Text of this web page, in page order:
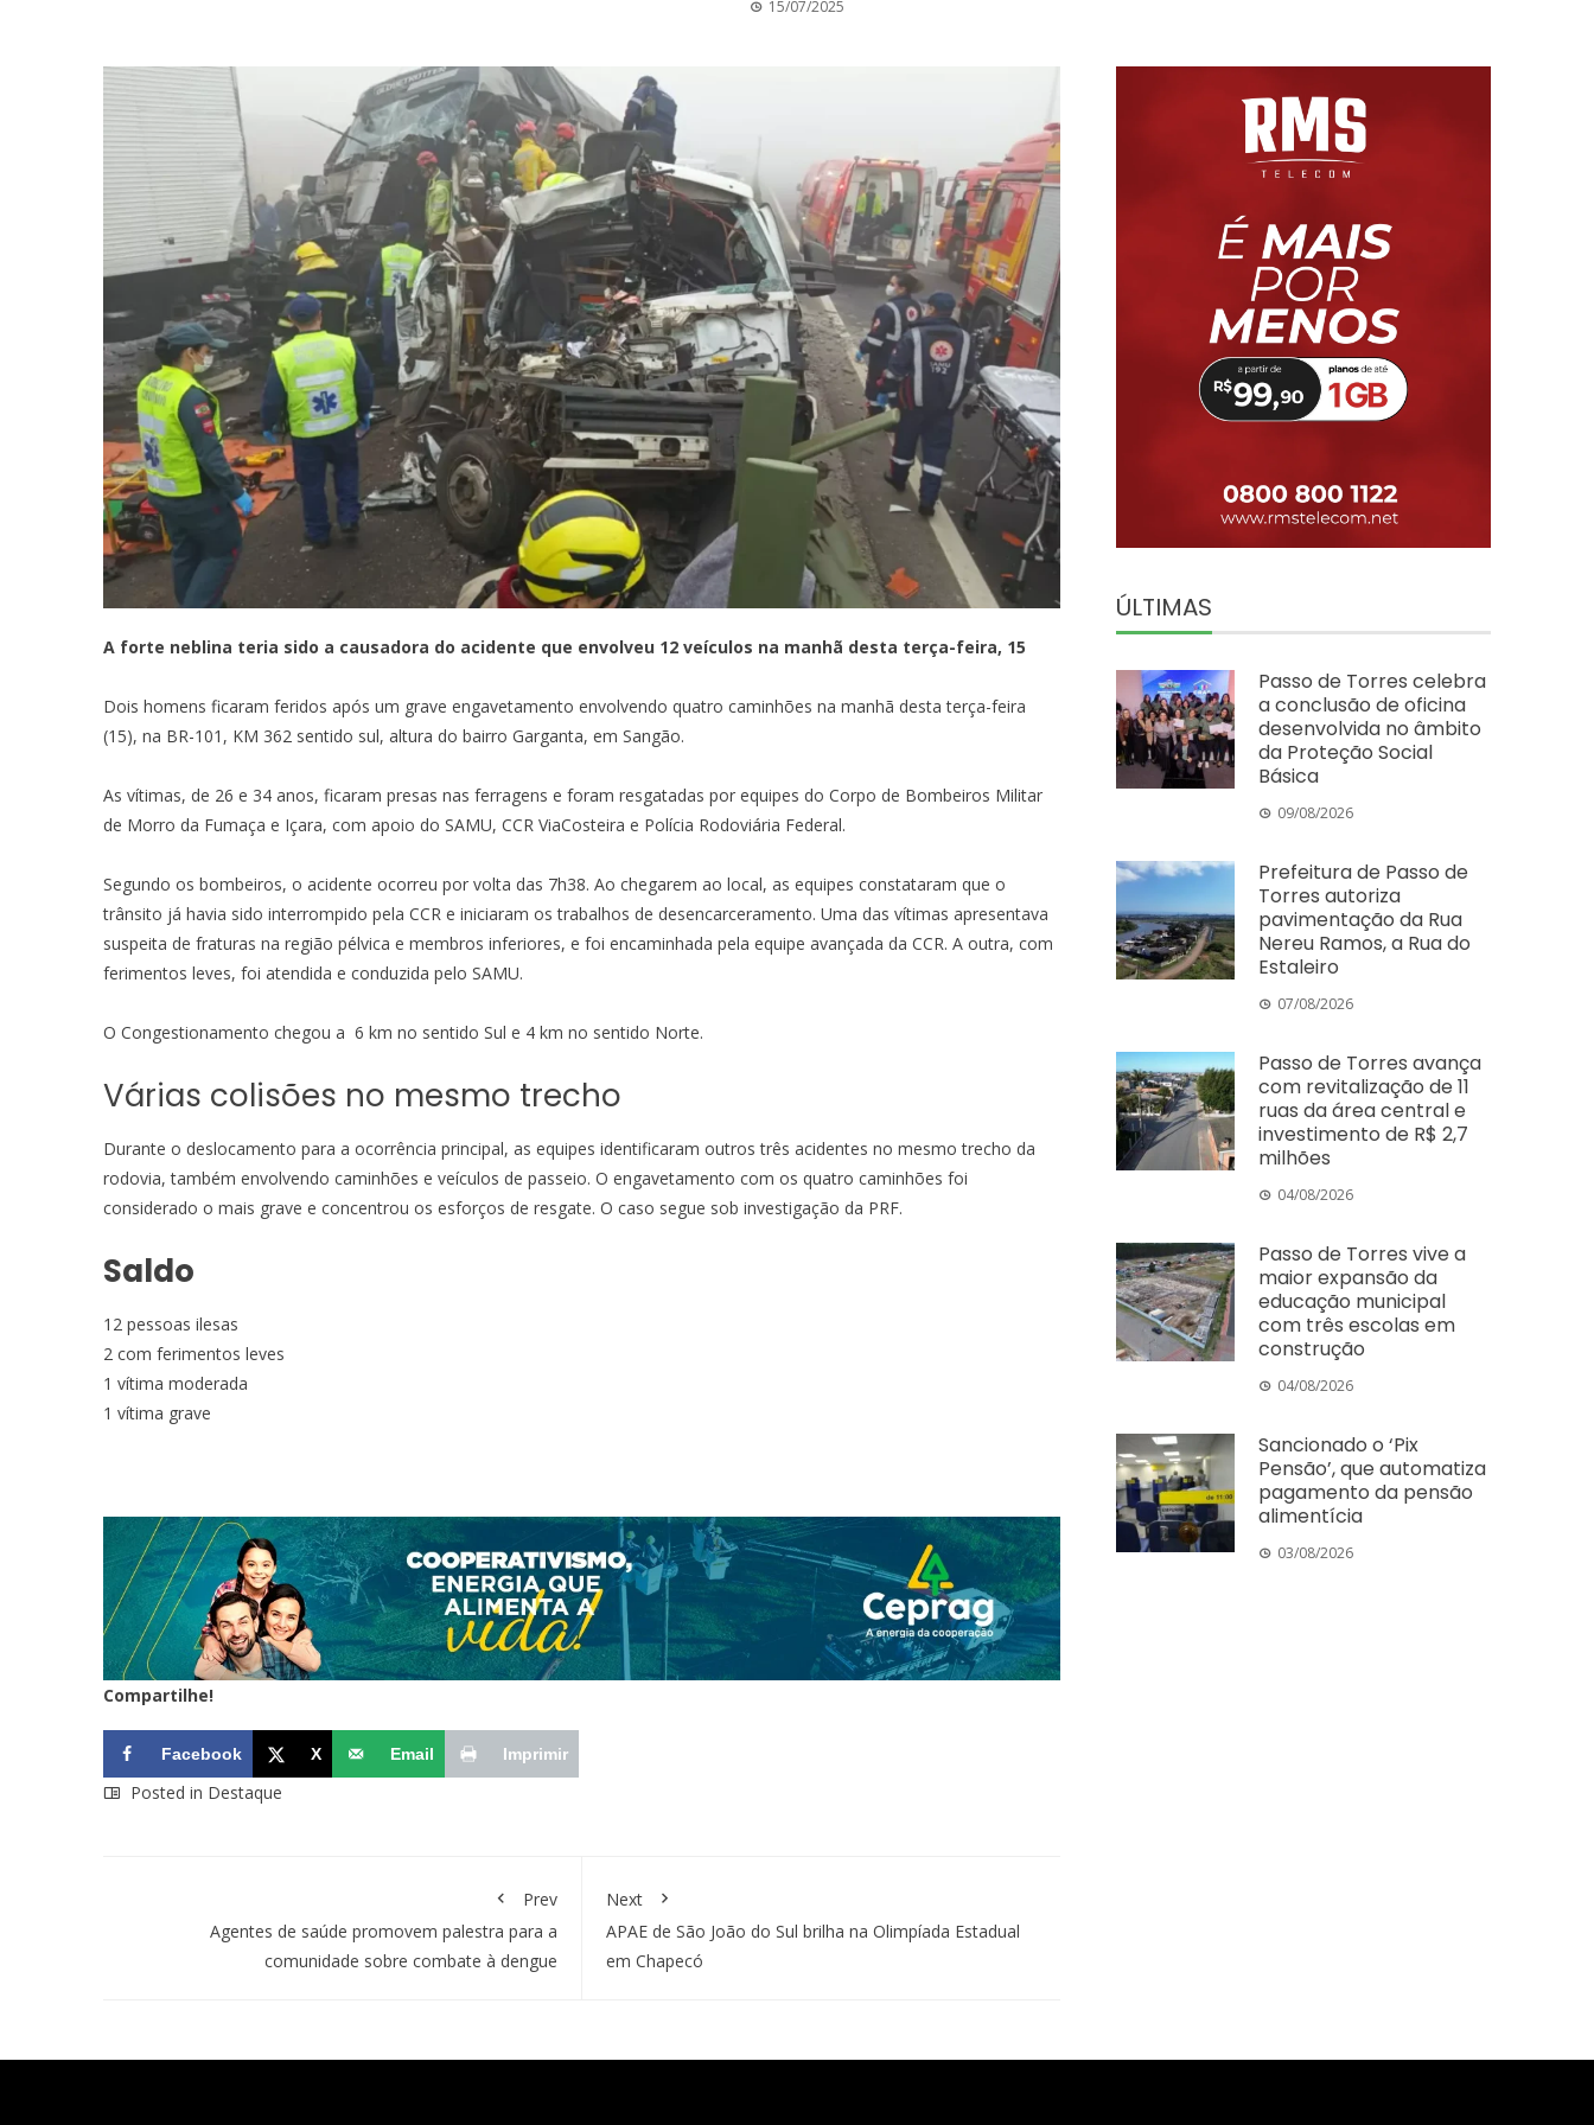
15/07/2025
A forte neblina teria sido a causadora do acidente que envolveu 12 veículos na manhã desta terça-feira, 15
Dois homens ficaram feridos após um grave engavetamento envolvendo quatro caminhões na manhã desta terça-feira
(15), na BR-101, KM 362 sentido sul, altura do bairro Garganta, em Sangão.
As vítimas, de 26 e 34 anos, ficaram presas nas ferragens e foram resgatadas por equipes do Corpo de Bombeiros Militar
de Morro da Fumaça e Içara, com apoio do SAMU, CCR ViaCosteira e Polícia Rodoviária Federal.
Segundo os bombeiros, o acidente ocorreu por volta das 7h38. Ao chegarem ao local, as equipes constataram que o
trânsito já havia sido interrompido pela CCR e iniciaram os trabalhos de desencarceramento. Uma das vítimas apresentava
suspeita de fraturas na região pélvica e membros inferiores, e foi encaminhada pela equipe avançada da CCR. A outra, com
ferimentos leves, foi atendida e conduzida pelo SAMU.
O Congestionamento chegou a 6 km no sentido Sul e 4 km no sentido Norte.
Várias colisões no mesmo trecho
Durante o deslocamento para a ocorrência principal, as equipes identificaram outros três acidentes no mesmo trecho da
rodovia, também envolvendo caminhões e veículos de passeio. O engavetamento com os quatro caminhões foi
considerado o mais grave e concentrou os esforços de resgate. O caso segue sob investigação da PRF.
Saldo
12 pessoas ilesas
2 com ferimentos leves
1 vítima moderada
1 vítima grave
Compartilhe!
Facebook X Email Imprimir
Posted in Destaque
Prev
Agentes de saúde promovem palestra para a
comunidade sobre combate à dengue
Next
APAE de São João do Sul brilha na Olimpíada Estadual
em Chapecó
ÚLTIMAS
Passo de Torres celebra
a conclusão de oficina
desenvolvida no âmbito
da Proteção Social
Básica
09/08/2026
Prefeitura de Passo de
Torres autoriza
pavimentação da Rua
Nereu Ramos, a Rua do
Estaleiro
07/08/2026
Passo de Torres avança
com revitalização de 11
ruas da área central e
investimento de R$ 2,7
milhões
04/08/2026
Passo de Torres vive a
maior expansão da
educação municipal
com três escolas em
construção
04/08/2026
Sancionado o ‘Pix
Pensão’, que automatiza
pagamento da pensão
alimentícia
03/08/2026